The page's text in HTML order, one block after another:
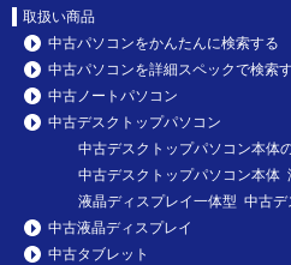
取扱い商品
中古パソコンをかんたんに検索する
中古パソコンを詳細スペックで検索
中古ノートパソコン
中古デスクトップパソコン
中古デスクトップパソコン本体
中古デスクトップパソコン本体
液晶ディスプレイ一体型 中古デ
中古液晶ディスプレイ
中古タブレット